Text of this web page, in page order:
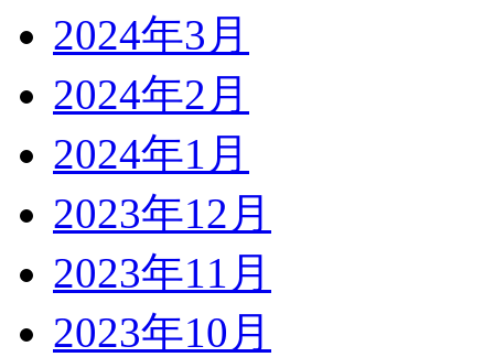
2024年3月
2024年2月
2024年1月
2023年12月
2023年11月
2023年10月